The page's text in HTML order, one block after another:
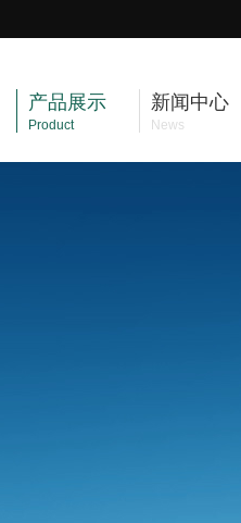
产品展示
Product
新闻中心
News